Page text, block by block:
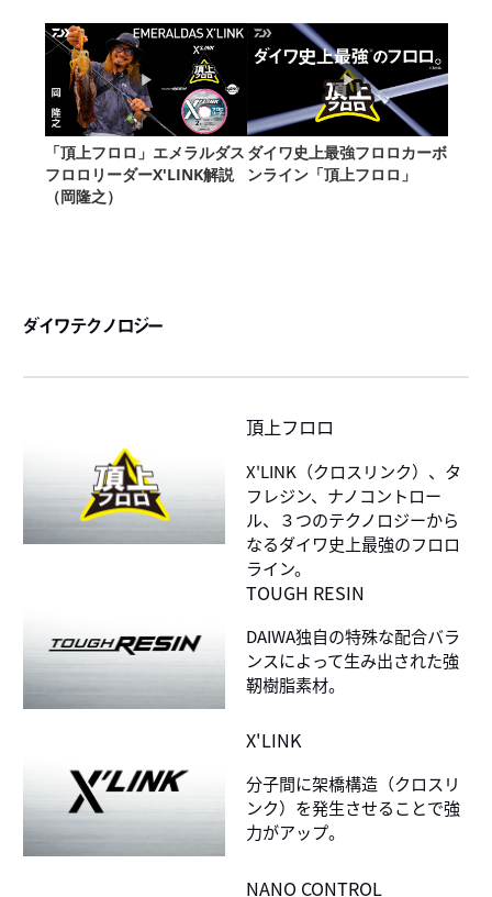
ダイワテクノロジー
頂上フロロ
X'LINK（クロスリンク）、タ
フレジン、ナノコントロー
ル、３つのテクノロジーから
なるダイワ史上最強のフロロ
ライン。
TOUGH RESIN
DAIWA独自の特殊な配合バラ
ンスによって生み出された強
靭樹脂素材。
X'LINK
分子間に架橋構造（クロスリ
ンク）を発生させることで強
力がアップ。
NANO CONTROL